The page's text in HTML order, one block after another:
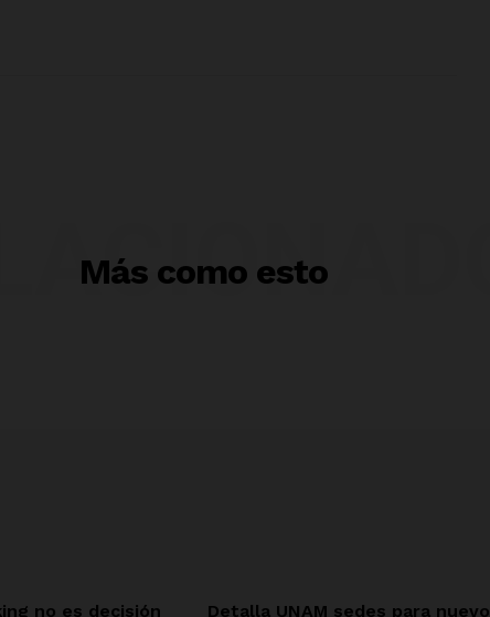
Más como esto
no es decisión Detalla UNAM sedes para nuevo